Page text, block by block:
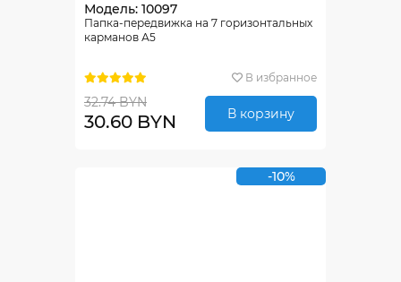
Модель: 10097
Папка-передвижка на 7 горизонтальных
карманов А5
В избранное
32.74 BYN
30.60 BYN В корзину
-10%